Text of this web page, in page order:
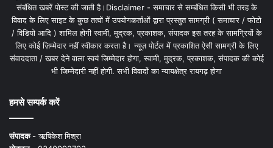
संबंधित खबरें पोस्ट की जाती है।Disclaimer - समाचार से सम्बंधित किसी भी तरह के
विवाद के लिए साइट के कुछ तत्वों में उपयोगकर्ताओं द्वारा प्रस्तुत सामग्री ( समाचार / फोटो
/ विडियो आदि ) शामिल होगी स्वामी, मुद्रक, प्रकाशक, संपादक इस तरह के सामग्रियों के
लिए कोई ज़िम्मेदार नहीं स्वीकार करता है। न्यूज़ पोर्टल में प्रकाशित ऐसी सामग्री के लिए
संवाददाता / खबर देने वाला स्वयं जिम्मेदार होगा, स्वामी, मुद्रक, प्रकाशक, संपादक की कोई
भी जिम्मेदारी नहीं होगी. सभी विवादों का न्यायक्षेत्र रायगढ़ होगा
हमसे सम्पर्क करें
संपादक -ऋषिकेश मिश्रा